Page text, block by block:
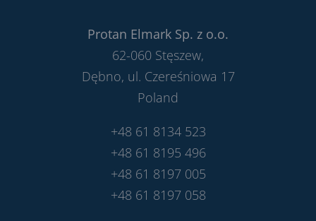
Protan Elmark Sp. z o.o.
62-060 Stęszew,
Dębno, ul. Czereśniowa 17
Poland
+48 61 8134 523
+48 61 8195 496
+48 61 8197 005
+48 61 8197 058